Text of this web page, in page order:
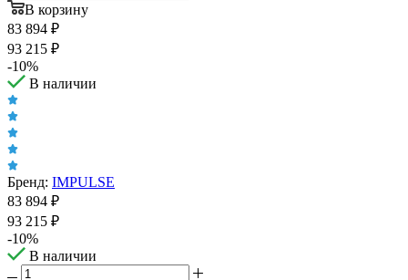
В корзину
83 894 ₽
93 215 ₽
-10%
В наличии
Бренд: IMPULSE
83 894 ₽
93 215 ₽
-10%
В наличии